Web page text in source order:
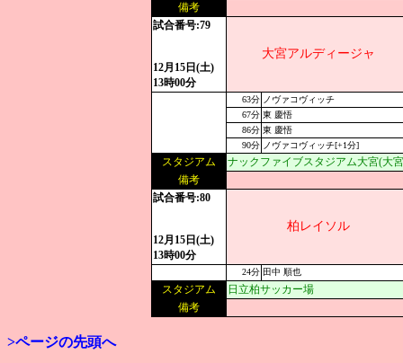
備考
試合番号:79
12月15日(土)
13時00分
大宮アルディージャ
63分 ノヴァコヴィッチ
67分 東 慶悟
86分 東 慶悟
90分 ノヴァコヴィッチ[+1分]
スタジアム
ナックファイブスタジアム大宮(大
備考
試合番号:80
12月15日(土)
13時00分
柏レイソル
24分 田中 順也
スタジアム
日立柏サッカー場
備考
>ページの先頭へ